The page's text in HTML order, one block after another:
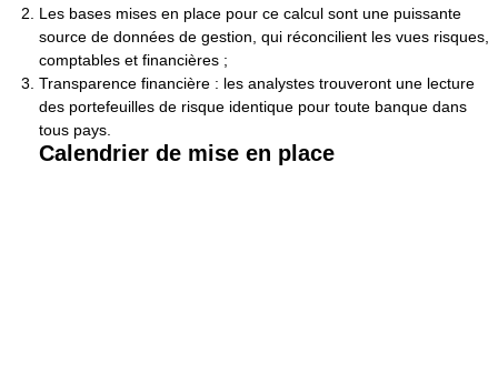
Les bases mises en place pour ce calcul sont une puissante
source de données de gestion, qui réconcilient les vues risques,
comptables et financières ;
Transparence financière : les analystes trouveront une lecture
des portefeuilles de risque identique pour toute banque dans
tous pays.
Calendrier de mise en place